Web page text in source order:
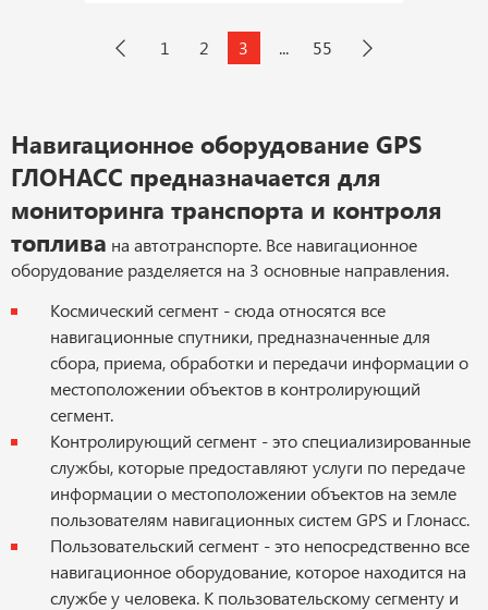
1 2 3 ... 55
Навигационное оборудование GPS
ГЛОНАСС предназначается для
мониторинга транспорта и контроля
топлива на автотранспорте. Все навигационное
оборудование разделяется на 3 основные направления.
Космический сегмент - сюда относятся все
навигационные спутники, предназначенные для
сбора, приема, обработки и передачи информации о
местоположении объектов в контролирующий
сегмент.
Контролирующий сегмент - это специализированные
службы, которые предоставляют услуги по передаче
информации о местоположении объектов на земле
пользователям навигационных систем GPS и Глонасс.
Пользовательский сегмент - это непосредственно все
навигационное оборудование, которое находится на
службе у человека. К пользовательскому сегменту и